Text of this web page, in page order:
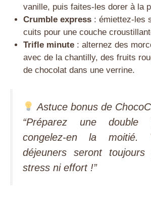
vanille, puis faites-les dorer à la
Crumble express: émiettez-les
cuits pour une couche
Trifle minute: alternez des
avec de la chantilly, des fruits
de chocolat dans une verrine.
Astuce bonus de
“Préparez une double
congelez-en la moitié.
déjeuners seront
stress ni effort !”